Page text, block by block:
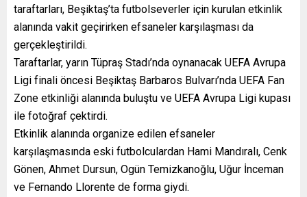
taraftarları, Beşiktaş’ta futbolseverler için kurulan etkinlik
alanında vakit geçirirken efsaneler karşılaşması da
gerçekleştirildi.
Taraftarlar, yarın Tüpraş Stadı’nda oynanacak UEFA Avrupa
Ligi finali öncesi Beşiktaş Barbaros Bulvarı’nda UEFA Fan
Zone etkinliği alanında buluştu ve UEFA Avrupa Ligi kupası
ile fotoğraf çektirdi.
Etkinlik alanında organize edilen efsaneler
karşılaşmasında eski futbolculardan Hami Mandıralı, Cenk
Gönen, Ahmet Dursun, Ogün Temizkanoğlu, Uğur İnceman
ve Fernando Llorente de forma giydi.